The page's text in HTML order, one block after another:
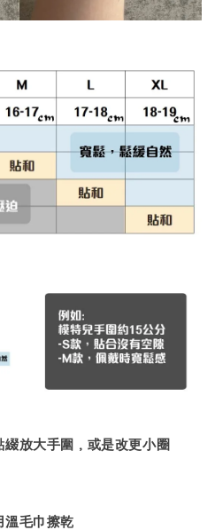
放大手圍，或是改更小圈
溫毛巾擦乾